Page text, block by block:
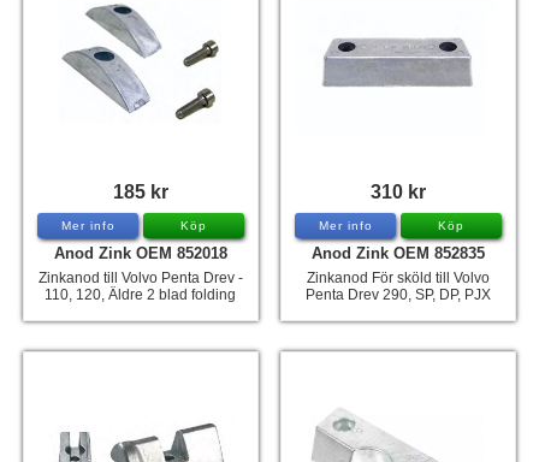
185 kr
Mer info Köp
Anod Zink OEM 852018
Zinkanod till Volvo Penta Drev -
110, 120, Äldre 2 blad folding
310 kr
Mer info Köp
Anod Zink OEM 852835
Zinkanod För sköld till Volvo
Penta Drev 290, SP, DP, PJX